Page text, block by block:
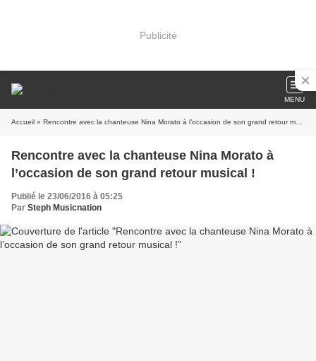
Publicité
MENU
Accueil » Rencontre avec la chanteuse Nina Morato à l’occasion de son grand retour musical !
Rencontre avec la chanteuse Nina Morato à
l’occasion de son grand retour musical !
Publié le 23/06/2016 à 05:25
Par Steph Musicnation